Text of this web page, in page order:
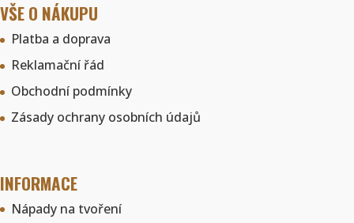
VŠE O NÁKUPU
Platba a doprava
Reklamační řád
Obchodní podmínky
Zásady ochrany osobních údajů
INFORMACE
Nápady na tvoření